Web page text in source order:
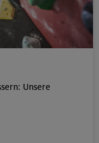
Unsere